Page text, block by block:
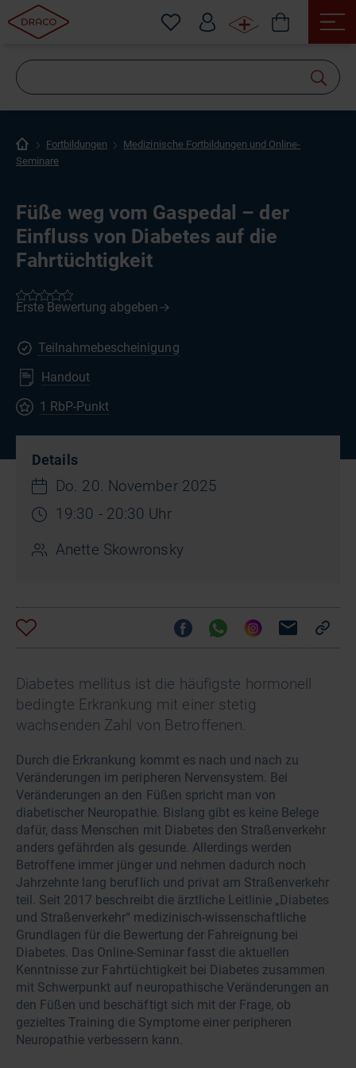
Fortbildungen
Medizinische Fortbildungen und Online-
Seminare
Füße weg vom Gaspedal – der
Einfluss von Diabetes auf die
Fahrtüchtigkeit
Teilnahmebescheinigung
Handout
1 RbP-Punkt
Details
Do. 20. November 2025
19:30 - 20:30 Uhr
Anette Skowronsky
Diabetes mellitus ist die häufigste hormonell
bedingte Erkrankung mit einer stetig
wachsenden Zahl von Betroffenen.
Durch die Erkrankung kommt es nach und nach zu
Veränderungen im peripheren Nervensystem. Bei
Veränderungen an den Füßen spricht man von
diabetischer Neuropathie. Bislang gibt es keine Belege
dafür, dass Menschen mit Diabetes den Straßenverkehr
anders gefährden als gesunde. Allerdings werden
Betroffene immer jünger und nehmen dadurch noch
Jahrzehnte lang beruflich und privat am Straßenverkehr
teil. Seit 2017 beschreibt die ärztliche Leitlinie „Diabetes
und Straßenverkehr“ medizinisch-wissenschaftliche
Grundlagen für die Bewertung der Fahreignung bei
Diabetes. Das Online-Seminar fasst die aktuellen
Kenntnisse zur Fahrtüchtigkeit bei Diabetes zusammen
mit Schwerpunkt auf neuropathische Veränderungen an
den Füßen und beschäftigt sich mit der Frage, ob
gezieltes Training die Symptome einer peripheren
Neuropathie verbessern kann.
suchen